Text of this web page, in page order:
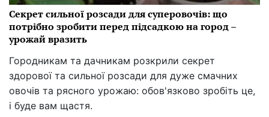
Секрет сильної розсади для суперовочів: що
потрібно зробити перед підсадкою на город –
урожай вразить
Городникам та дачникам розкрили секрет
здорової та сильної розсади для дуже смачних
овочів та рясного урожаю: обов'язково зробіть це,
і буде вам щастя.